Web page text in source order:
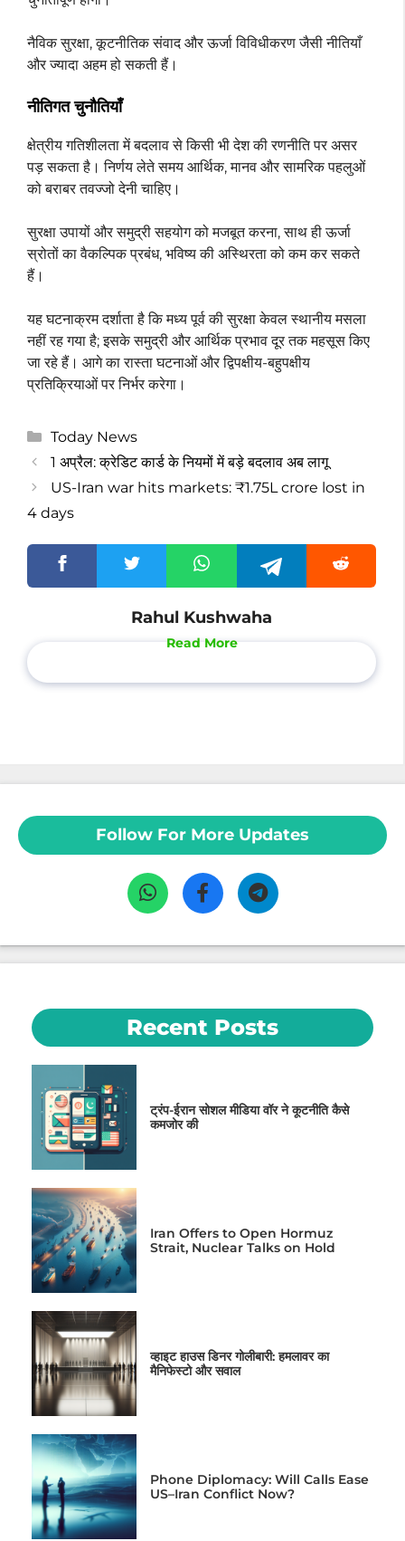
नैविक सुरक्षा, कूटनीतिक संवाद और ऊर्जा विविधीकरण जैसी नीतियाँ
और ज्यादा अहम हो सकती हैं।
नीतिगत चुनौतियाँ
क्षेत्रीय गतिशीलता में बदलाव से किसी भी देश की रणनीति पर असर
पड़ सकता है। निर्णय लेते समय आर्थिक, मानव और सामरिक पहलुओं
को बराबर तवज्जो देनी चाहिए।
सुरक्षा उपायों और समुद्री सहयोग को मजबूत करना, साथ ही ऊर्जा
स्रोतों का वैकल्पिक प्रबंध, भविष्य की अस्थिरता को कम कर सकते
हैं।
यह घटनाक्रम दर्शाता है कि मध्य पूर्व की सुरक्षा केवल स्थानीय मसला
नहीं रह गया है; इसके समुद्री और आर्थिक प्रभाव दूर तक महसूस किए
जा रहे हैं। आगे का रास्ता घटनाओं और द्विपक्षीय-बहुपक्षीय
प्रतिक्रियाओं पर निर्भर करेगा।
Categories
Today News
1 अप्रैल: क्रेडिट कार्ड के नियमों में बड़े बदलाव अब लागू
US-Iran war hits markets: ₹1.75L crore lost in
4 days
Rahul Kushwaha
Read More
Follow For More Updates
Recent Posts
ट्रंप-ईरान सोशल मीडिया वॉर ने कूटनीति कैसे
कमजोर की
Iran Offers to Open Hormuz
Strait, Nuclear Talks on Hold
व्हाइट हाउस डिनर गोलीबारी: हमलावर का
मैनिफेस्टो और सवाल
Phone Diplomacy: Will Calls Ease
US–Iran Conflict Now?